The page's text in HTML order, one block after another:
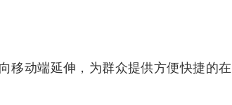
动端延伸，为群众提供方便快捷的在